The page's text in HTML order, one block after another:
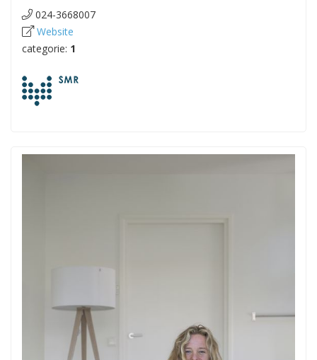
024-3668007
Website
categorie: 1